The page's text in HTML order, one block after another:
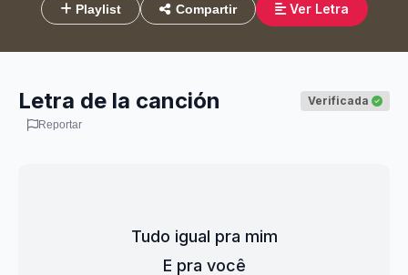
Playlist Compartir Ver Letra
Letra de la canción Verificada
Reportar
Tudo igual pra mim
E pra você